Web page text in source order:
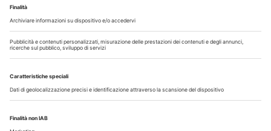
Odontoiatria33